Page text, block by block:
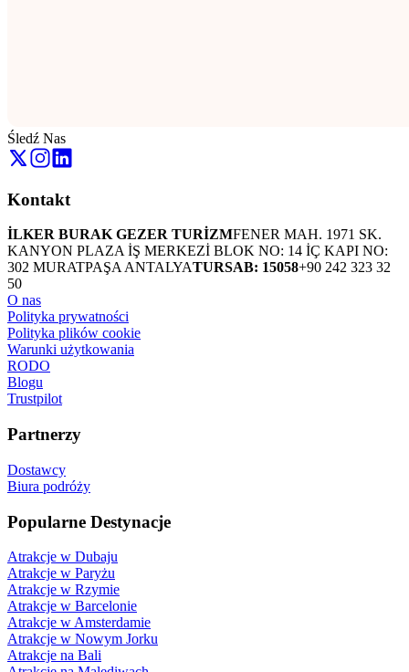
Śledź Nas
Kontakt
İLKER BURAK GEZER TURİZMFENER MAH. 1971 SK.
KANYON PLAZA İŞ MERKEZİ BLOK NO: 14 İÇ KAPI NO:
302 MURATPAŞA ANTALYATURSAB: 15058+90 242 323 32
50
O nas
Polityka prywatności
Polityka plików cookie
Warunki użytkowania
RODO
Blogu
Trustpilot
Partnerzy
Dostawcy
Biura podróży
Popularne Destynacje
Atrakcje w Dubaju
Atrakcje w Paryżu
Atrakcje w Rzymie
Atrakcje w Barcelonie
Atrakcje w Amsterdamie
Atrakcje w Nowym Jorku
Atrakcje na Bali